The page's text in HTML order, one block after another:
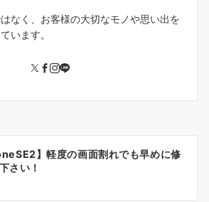
なく、お客様の大切なモノや思い出を
います。
】軽度の画面割れでも早めに修
さい！